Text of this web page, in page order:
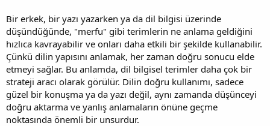
Bir erkek, bir yazı yazarken ya da dil bilgisi üzerinde
düşündüğünde, "merfu" gibi terimlerin ne anlama geldiğini
hızlıca kavrayabilir ve onları daha etkili bir şekilde kullanabilir.
Çünkü dilin yapısını anlamak, her zaman doğru sonucu elde
etmeyi sağlar. Bu anlamda, dil bilgisel terimler daha çok bir
strateji aracı olarak görülür. Dilin doğru kullanımı, sadece
güzel bir konuşma ya da yazı değil, aynı zamanda düşünceyi
doğru aktarma ve yanlış anlamaların önüne geçme
noktasında önemli bir unsurdur.